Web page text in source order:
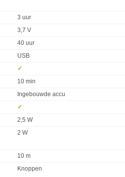
3 uur
3,7 V
40 uur
USB
✓︎
10 min
Ingebouwde accu
✓︎
2,5 W
2 W
10 m
Knoppen